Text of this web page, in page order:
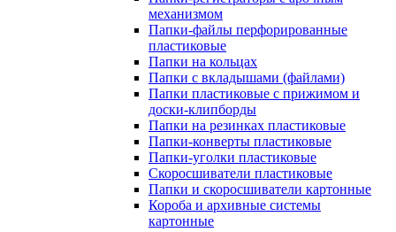
механизмом
Папки-файлы перфорированные
пластиковые
Папки на кольцах
Папки с вкладышами (файлами)
Папки пластиковые с прижимом и
доски-клипборды
Папки на резинках пластиковые
Папки-конверты пластиковые
Папки-уголки пластиковые
Скоросшиватели пластиковые
Папки и скоросшиватели картонные
Короба и архивные системы
картонные